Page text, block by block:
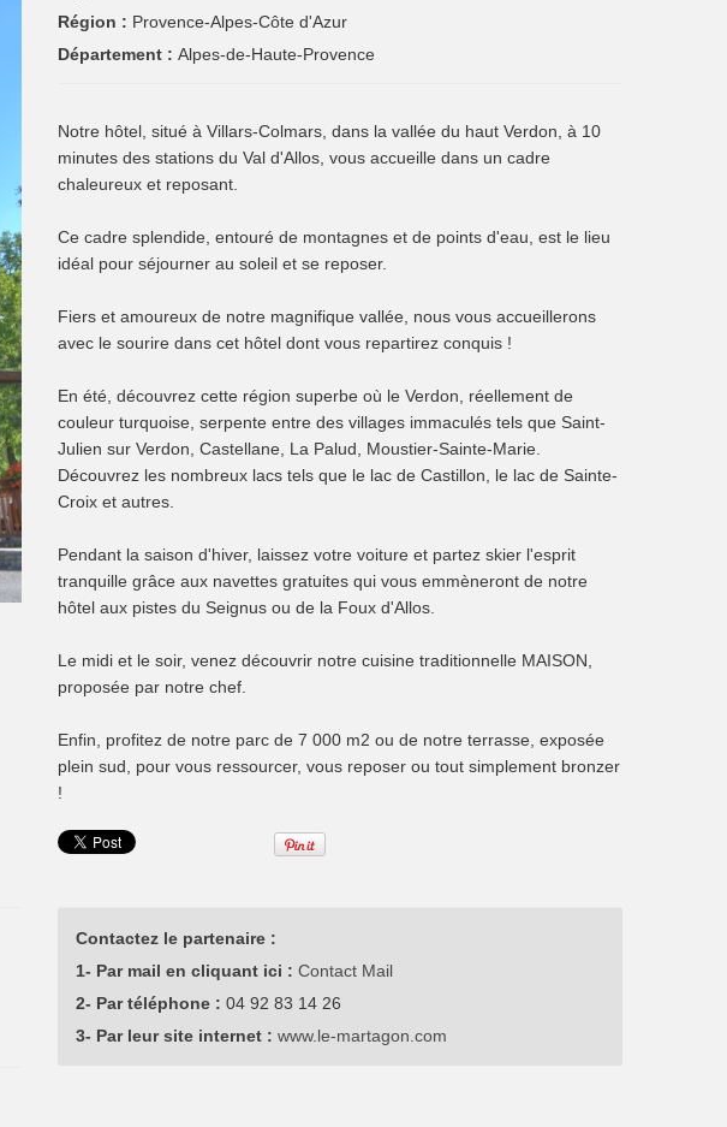
Région : Provence-Alpes-Côte d'Azur
Département : Alpes-de-Haute-Provence
Notre hôtel, situé à Villars-Colmars, dans la vallée du haut Verdon, à 10
minutes des stations du Val d'Allos, vous accueille dans un cadre
chaleureux et reposant.
Ce cadre splendide, entouré de montagnes et de points d'eau, est le lieu
idéal pour séjourner au soleil et se reposer.
Fiers et amoureux de notre magnifique vallée, nous vous accueillerons
avec le sourire dans cet hôtel dont vous repartirez conquis !
En été, découvrez cette région superbe où le Verdon, réellement de
couleur turquoise, serpente entre des villages immaculés tels que Saint-
Julien sur Verdon, Castellane, La Palud, Moustier-Sainte-Marie.
Découvrez les nombreux lacs tels que le lac de Castillon, le lac de Sainte-
Croix et autres.
Pendant la saison d'hiver, laissez votre voiture et partez skier l'esprit
tranquille grâce aux navettes gratuites qui vous emmèneront de notre
hôtel aux pistes du Seignus ou de la Foux d'Allos.
Le midi et le soir, venez découvrir notre cuisine traditionnelle MAISON,
proposée par notre chef.
Enfin, profitez de notre parc de 7 000 m2 ou de notre terrasse, exposée
plein sud, pour vous ressourcer, vous reposer ou tout simplement bronzer
!
Contactez le partenaire :
1- Par mail en cliquant ici : Contact Mail
2- Par téléphone : 04 92 83 14 26
3- Par leur site internet : www.le-martagon.com